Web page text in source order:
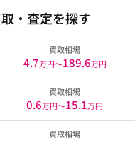
・査定を探す
買取相場
4.7万円〜189.6万円
買取相場
0.6万円〜15.1万円
買取相場